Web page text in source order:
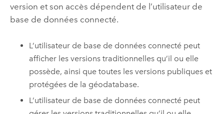
version et son accès dépendent de l’utilisateur de
base de données connecté.
L’utilisateur de base de données connecté peut
afficher les versions traditionnelles qu’il ou elle
possède, ainsi que toutes les versions publiques et
protégées de la géodatabase.
L’utilisateur de base de données connecté peut